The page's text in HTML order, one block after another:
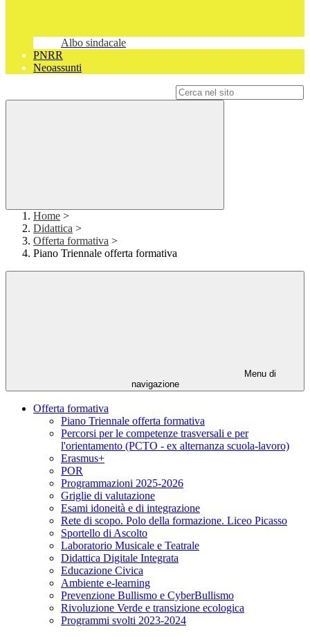
Albo sindacale
PNRR
Neoassunti
Home >
Didattica >
Offerta formativa >
Piano Triennale offerta formativa
Menu di
navigazione
Offerta formativa
Piano Triennale offerta formativa
Percorsi per le competenze trasversali e per
l'orientamento (PCTO - ex alternanza scuola-lavoro)
Erasmus+
POR
Programmazioni 2025-2026
Griglie di valutazione
Esami idoneità e di integrazione
Rete di scopo. Polo della formazione. Liceo Picasso
Sportello di Ascolto
Laboratorio Musicale e Teatrale
Didattica Digitale Integrata
Educazione Civica
Ambiente e-learning
Prevenzione Bullismo e CyberBullismo
Rivoluzione Verde e transizione ecologica
Programmi svolti 2023-2024